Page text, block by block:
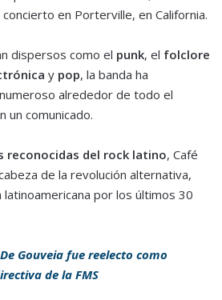
en Porterville, en California.
dispersos como el punk, el folclore
y pop, la banda ha
alrededor de todo el
un comunicado.
reconocidas del rock latino, Café
de la revolución alternativa,
latinoamericana por los últimos 30
Gouveia fue reelecto como
de la FMS